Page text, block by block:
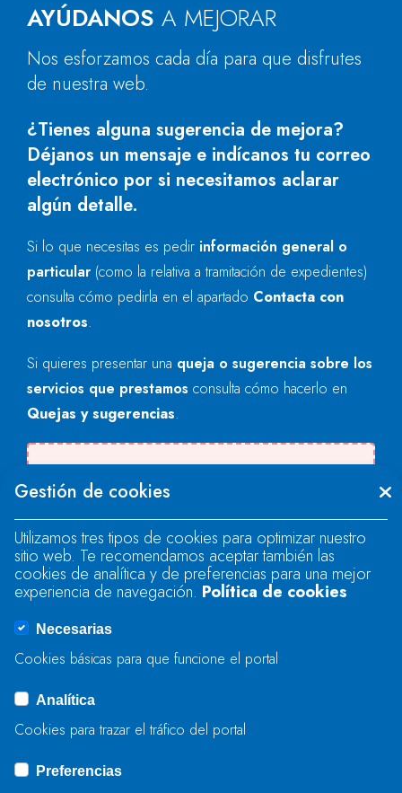
AYÚDANOS A MEJORAR
Nos esforzamos cada día para que disfrutes
de nuestra web.
¿Tienes alguna sugerencia de mejora?
Déjanos un mensaje e indícanos tu correo
electrónico por si necesitamos aclarar
algún detalle.
Si lo que necesitas es pedir información general o
particular (como la relativa a tramitación de expedientes)
consulta cómo pedirla en el apartado Contacta con
nosotros.
Si quieres presentar una queja o sugerencia sobre los
servicios que prestamos consulta cómo hacerlo en
Quejas y sugerencias.
"text".
Se produjo un error al cargar el campo
"text".
Se produjo un error al cargar el campo
ENVIAR
Gestión de cookies
Utilizamos tres tipos de cookies para optimizar nuestro
sitio web. Te recomendamos aceptar también las
cookies de analítica y de preferencias para una mejor
experiencia de navegación. Política de cookies
Necesarias
Cookies básicas para que funcione el portal
Analítica
Cookies para trazar el tráfico del portal
Preferencias